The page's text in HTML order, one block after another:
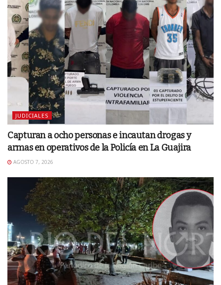
JUDICIALES
Capturan a ocho personas e incautan drogas y
armas en operativos de la Policía en La Guajira
AGOSTO 7, 2026